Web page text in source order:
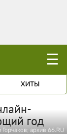
☰
ХИТЫ
год
архив 66.RU